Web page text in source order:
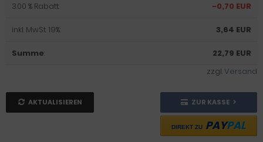
3.00 % Rabatt: -0,70 EUR
inkl. MwSt. 19%: 3,64 EUR
Summe:
22,79 EUR
zzgl.Versand
AKTUALISIEREN ZUR KASSE
DIREKT ZU PAYPAL